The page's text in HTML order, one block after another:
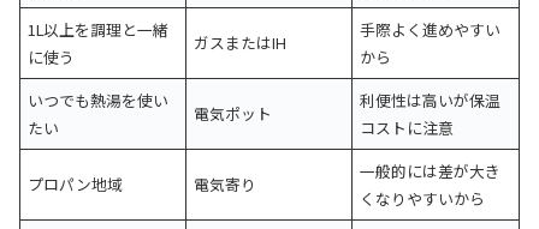
1L以上を調理と一緒
に使う
ガスまたはIH
手際よく進めやすい
から
いつでも熱湯を使い
たい
電気ポット
利便性は高いが保温
コストに注意
プロパン地域 電気寄り
一般的には差が大き
くなりやすいから